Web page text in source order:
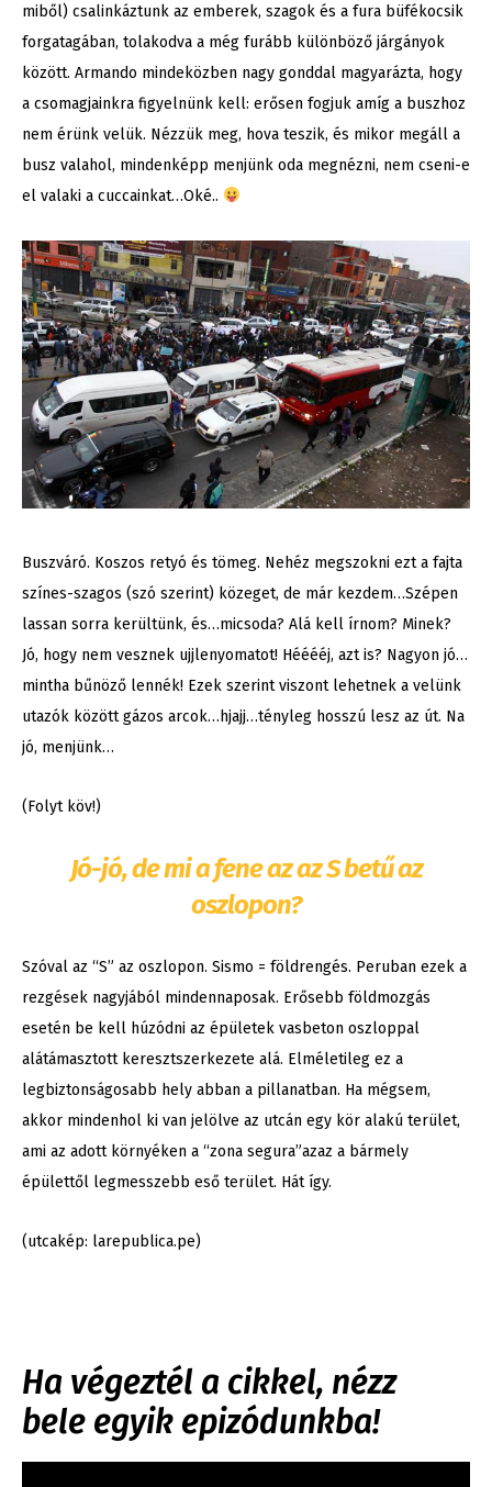
miből) csalinkáztunk az emberek, szagok és a fura büfékocsik
forgatagában, tolakodva a még furább különböző járgányok
között. Armando mindeközben nagy gonddal magyarázta, hogy
a csomagjainkra figyelnünk kell: erősen fogjuk amíg a buszhoz
nem érünk velük. Nézzük meg, hova teszik, és mikor megáll a
busz valahol, mindenképp menjünk oda megnézni, nem cseni-e
el valaki a cuccainkat…Oké..
Buszváró. Koszos retyó és tömeg. Nehéz megszokni ezt a fajta
színes-szagos (szó szerint) közeget, de már kezdem…Szépen
lassan sorra kerültünk, és…micsoda? Alá kell írnom? Minek?
Jó, hogy nem vesznek ujjlenyomatot! Hééééj, azt is? Nagyon jó…
mintha bűnöző lennék! Ezek szerint viszont lehetnek a velünk
utazók között gázos arcok…hjajj…tényleg hosszú lesz az út. Na
jó, menjünk…
(Folyt köv!)
Jó-jó, de mi a fene az az S betű az
oszlopon?
Szóval az “S” az oszlopon. Sismo = földrengés. Peruban ezek a
rezgések nagyjából mindennaposak. Erősebb földmozgás
esetén be kell húzódni az épületek vasbeton oszloppal
alátámasztott keresztszerkezete alá. Elméletileg ez a
legbiztonságosabb hely abban a pillanatban. Ha mégsem,
akkor mindenhol ki van jelölve az utcán egy kör alakú terület,
ami az adott környéken a “zona segura”azaz a bármely
épülettől legmesszebb eső terület. Hát így.
(utcakép: larepublica.pe)
Ha végeztél a cikkel, nézz
bele egyik epizódunkba!